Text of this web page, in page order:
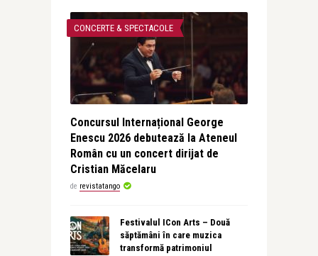
CONCERTE & SPECTACOLE
Concursul Internațional George
Enescu 2026 debutează la Ateneul
Român cu un concert dirijat de
Cristian Măcelaru
de revistatango
Festivalul ICon Arts – Două
săptămâni în care muzica
transformă patrimoniul